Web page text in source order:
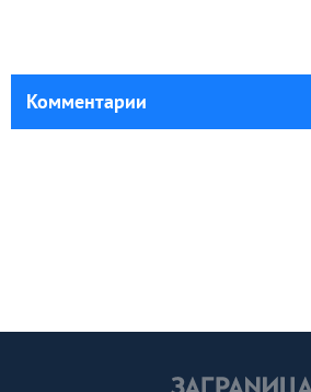
Комментарии